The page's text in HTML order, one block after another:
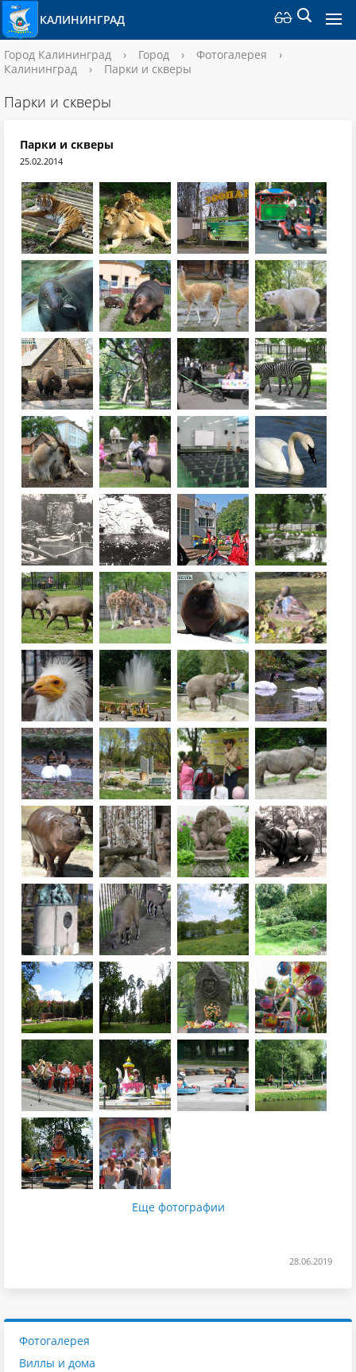
КАЛИНИНГРАД
Город Калининград › Город › Фотогалерея
›
Калининград
› Парки и скверы
Парки и скверы
Парки и скверы
25.02.2014
Еще фотографии
28.06.2019
Фотогалерея
Виллы и дома